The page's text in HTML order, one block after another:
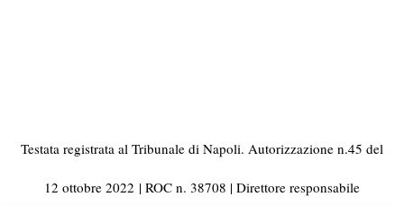
Testata registrata al Tribunale di Napoli. Autorizzazione n.45 del
12 ottobre 2022 | ROC n. 38708 | Direttore responsabile